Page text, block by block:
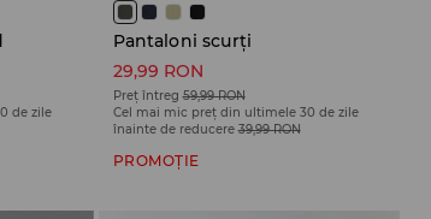
de zile
Pantaloni scurți
29,99 RON
Preț întreg 59,99 RON
Cel mai mic preț din ultimele 30 de zile
înainte de reducere 39,99 RON
PROMOȚIE